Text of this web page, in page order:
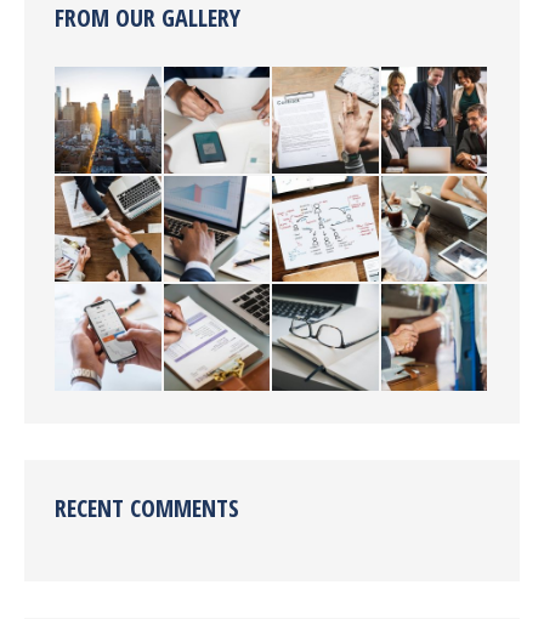
FROM OUR GALLERY
RECENT COMMENTS